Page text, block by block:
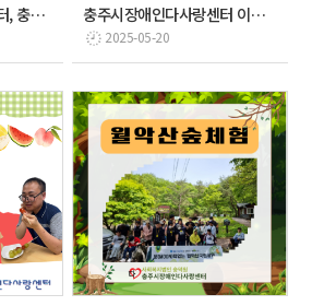
충주시장애인다사랑센터, 충북사회복지공동모금회 신청사업 … 충주시장애인다사랑센터 이용인 자립생활 지원을 위한 온라…
2025-05-20